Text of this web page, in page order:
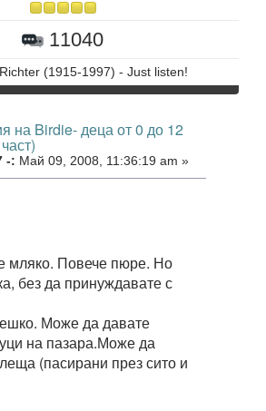
11040
(1915-1997) - Just listen!
на Birdie- деца от 0 до 12
-: Май 09, 2008, 11:36:19 am »
мляко. Повече пюре. Но
без да принуждавате с
Може да давате
на пазара.Може да
(пасирани през сито и